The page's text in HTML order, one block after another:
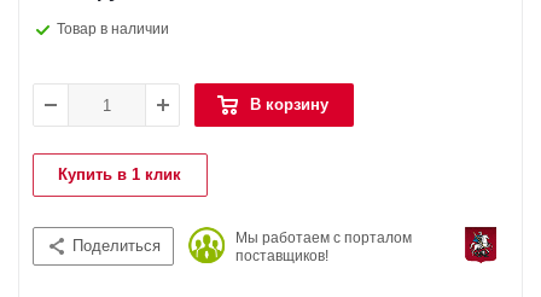
Товар в наличии
В корзину
Купить в 1 клик
Поделиться
Мы работаем с порталом
поставщиков!